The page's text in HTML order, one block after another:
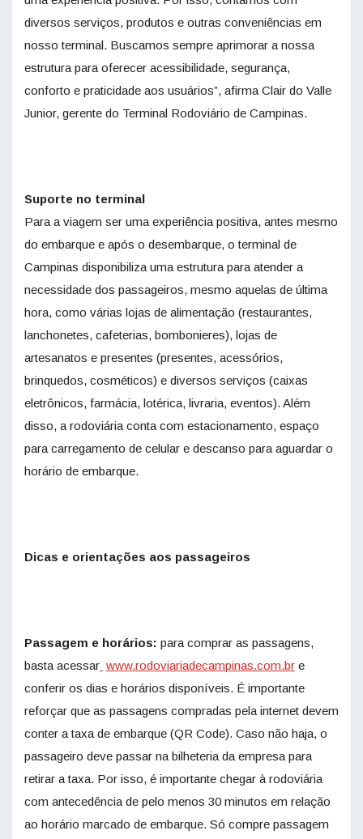
diversos serviços, produtos e outras conveniências em
nosso terminal. Buscamos sempre aprimorar a nossa
estrutura para oferecer acessibilidade, segurança,
conforto e praticidade aos usuários”, afirma Clair do Valle
Junior, gerente do Terminal Rodoviário de Campinas.
Suporte no terminal
Para a viagem ser uma experiência positiva, antes mesmo
do embarque e após o desembarque, o terminal de
Campinas disponibiliza uma estrutura para atender a
necessidade dos passageiros, mesmo aquelas de última
hora, como várias lojas de alimentação (restaurantes,
lanchonetes, cafeterias, bombonieres), lojas de
artesanatos e presentes (presentes, acessórios,
brinquedos, cosméticos) e diversos serviços (caixas
eletrônicos, farmácia, lotérica, livraria, eventos). Além
disso, a rodoviária conta com estacionamento, espaço
para carregamento de celular e descanso para aguardar o
horário de embarque.
Dicas e orientações aos passageiros
Passagem e horários: para comprar as passagens,
basta acessar www.rodoviariadecampinas.com.br e
conferir os dias e horários disponíveis. É importante
reforçar que as passagens compradas pela internet devem
conter a taxa de embarque (QR Code). Caso não haja, o
passageiro deve passar na bilheteria da empresa para
retirar a taxa. Por isso, é importante chegar à rodoviária
com antecedência de pelo menos 30 minutos em relação
ao horário marcado de embarque. Só compre passagem